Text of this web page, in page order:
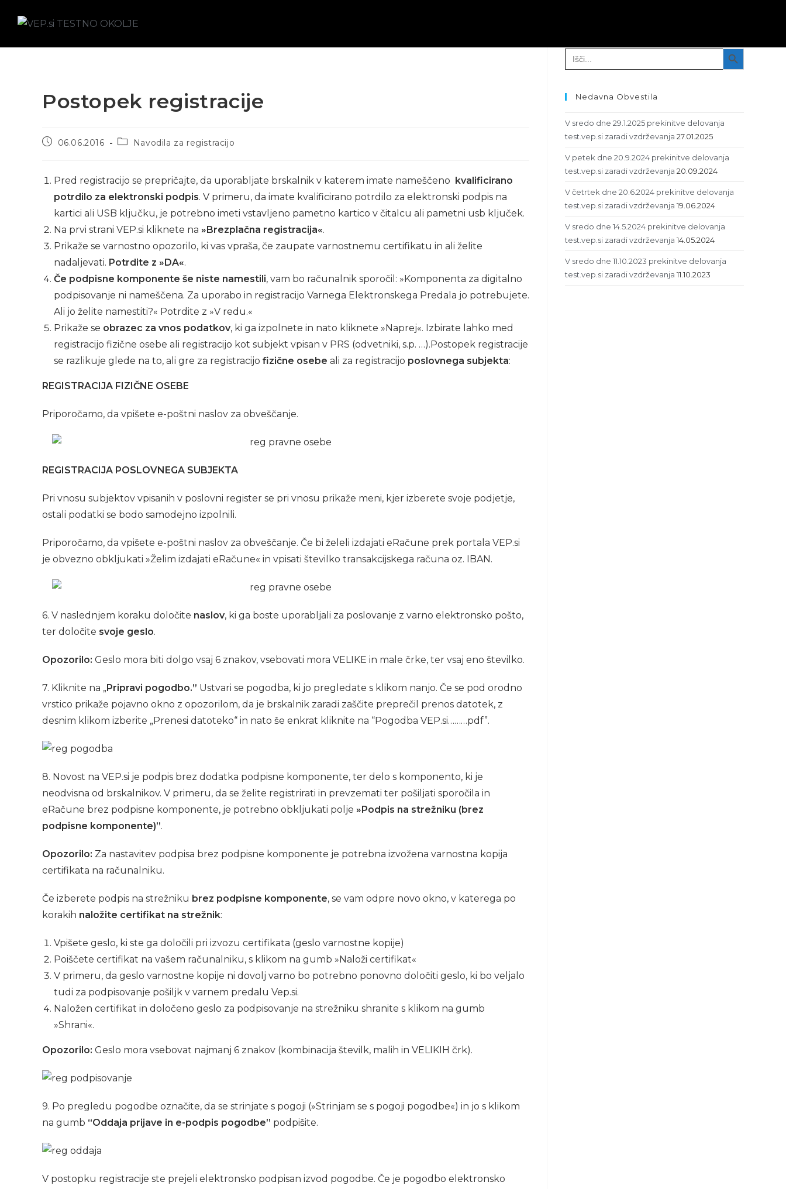
Postopek registracije
06.06.2016 Navodila za registracijo
Pred registracijo se prepričajte, da uporabljate brskalnik v katerem imate nameščeno kvalificirano
potrdilo za elektronski podpis. V primeru, da imate kvalificirano potrdilo za elektronski podpis na
kartici ali USB ključku, je potrebno imeti vstavljeno pametno kartico v čitalcu ali pametni usb ključek.
Na prvi strani VEP.si kliknete na »Brezplačna registracija«.
Prikaže se varnostno opozorilo, ki vas vpraša, če zaupate varnostnemu certifikatu in ali želite
nadaljevati. Potrdite z »DA«.
Če podpisne komponente še niste namestili, vam bo računalnik sporočil: »Komponenta za digitalno
podpisovanje ni nameščena. Za uporabo in registracijo Varnega Elektronskega Predala jo potrebujete.
Ali jo želite namestiti?« Potrdite z »V redu.«
Prikaže se obrazec za vnos podatkov, ki ga izpolnete in nato kliknete »Naprej«. Izbirate lahko med
registracijo fizične osebe ali registracijo kot subjekt vpisan v PRS (odvetniki, s.p. …).Postopek registracije
se razlikuje glede na to, ali gre za registracijo fizične osebe ali za registracijo poslovnega subjekta:
REGISTRACIJA FIZIČNE OSEBE
Priporočamo, da vpišete e-poštni naslov za obveščanje.
REGISTRACIJA POSLOVNEGA SUBJEKTA
Pri vnosu subjektov vpisanih v poslovni register se pri vnosu prikaže meni, kjer izberete svoje podjetje,
ostali podatki se bodo samodejno izpolnili.
Priporočamo, da vpišete e-poštni naslov za obveščanje. Če bi želeli izdajati eRačune prek portala VEP.si
je obvezno obkljukati »Želim izdajati eRačune« in vpisati številko transakcijskega računa oz. IBAN.
6. V naslednjem koraku določite naslov, ki ga boste uporabljali za poslovanje z varno elektronsko pošto,
ter določite svoje geslo.
Opozorilo: Geslo mora biti dolgo vsaj 6 znakov, vsebovati mora VELIKE in male črke, ter vsaj eno številko.
7. Kliknite na „Pripravi pogodbo.” Ustvari se pogodba, ki jo pregledate s klikom nanjo. Če se pod orodno
vrstico prikaže pojavno okno z opozorilom, da je brskalnik zaradi zaščite preprečil prenos datotek, z
desnim klikom izberite „Prenesi datoteko“ in nato še enkrat kliknite na “Pogodba VEP.si………pdf”.
8. Novost na VEP.si je podpis brez dodatka podpisne komponente, ter delo s komponento, ki je
neodvisna od brskalnikov. V primeru, da se želite registrirati in prevzemati ter pošiljati sporočila in
eRačune brez podpisne komponente, je potrebno obkljukati polje »Podpis na strežniku (brez
podpisne komponente)”.
Opozorilo: Za nastavitev podpisa brez podpisne komponente je potrebna izvožena varnostna kopija
certifikata na računalniku.
Če izberete podpis na strežniku brez podpisne komponente, se vam odpre novo okno, v katerega po
korakih naložite certifikat na strežnik:
Vpišete geslo, ki ste ga določili pri izvozu certifikata (geslo varnostne kopije)
Poiščete certifikat na vašem računalniku, s klikom na gumb »Naloži certifikat«
V primeru, da geslo varnostne kopije ni dovolj varno bo potrebno ponovno določiti geslo, ki bo veljalo
tudi za podpisovanje pošiljk v varnem predalu Vep.si.
Naložen certifikat in določeno geslo za podpisovanje na strežniku shranite s klikom na gumb
»Shrani«.
Opozorilo: Geslo mora vsebovat najmanj 6 znakov (kombinacija številk, malih in VELIKIH črk).
9. Po pregledu pogodbe označite, da se strinjate s pogoji (»Strinjam se s pogoji pogodbe«) in jo s klikom
na gumb “Oddaja prijave in e-podpis pogodbe” podpišite.
V postopku registracije ste prejeli elektronsko podpisan izvod pogodbe. Če je pogodbo elektronsko
Search
for:
SEARCH BUTTON
Nedavna Obvestila
V sredo dne 29.1.2025 prekinitve delovanja
test.vep.si zaradi vzdrževanja 27.01.2025
V petek dne 20.9.2024 prekinitve delovanja
test.vep.si zaradi vzdrževanja 20.09.2024
V četrtek dne 20.6.2024 prekinitve delovanja
test.vep.si zaradi vzdrževanja 19.06.2024
V sredo dne 14.5.2024 prekinitve delovanja
test.vep.si zaradi vzdrževanja 14.05.2024
V sredo dne 11.10.2023 prekinitve delovanja
test.vep.si zaradi vzdrževanja 11.10.2023